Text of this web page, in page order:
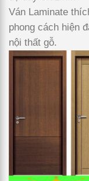
Ván Laminate
phong cách hiện
nội thất gỗ.